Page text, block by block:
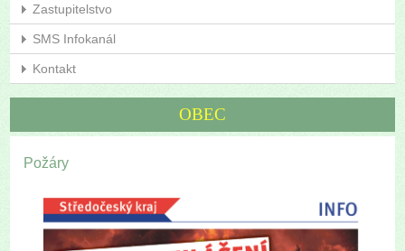
Zastupitelstvo
SMS Infokanál
Kontakt
OBEC
Požáry